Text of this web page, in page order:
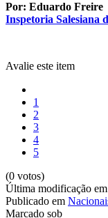
Por: Eduardo Freire
Inspetoria Salesiana
Avalie este item
1
2
3
4
5
(0 votos)
Última modificação
Publicado em
Marcado sob